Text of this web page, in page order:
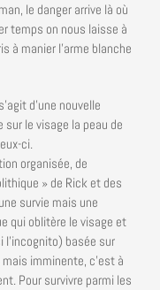
le danger arrive là où
temps on nous laisse à
à manier l’arme blanche
d’une nouvelle
le visage la peau de
ci.
organisée, de
» de Rick et des
survie mais une
qui oblitère le visage et
l’incognito) basée sur
imminente, c’est à
Pour survivre parmi les